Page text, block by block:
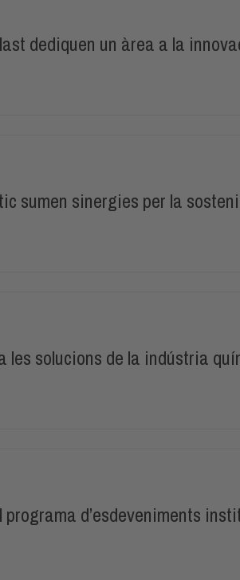
dediquen un àrea a la
sumen sinergies per la
les solucions de la indústria
programa d’esdeveniments